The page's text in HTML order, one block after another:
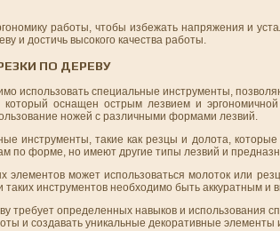
работы, чтобы избежать напряжения и
и достичь высокого качества работы.
ПО ДЕРЕВУ
использовать специальные инструменты,
оснащен острым лезвием и
ножей с различными формами лезвий.
инструменты, такие как резцы и долота,
по форме, но имеют другие типы лезвий и
элементов может использоваться молоток или
таких инструментов необходимо быть аккуратным
требует определенных навыков и использования
и создавать уникальные декоративные элементы